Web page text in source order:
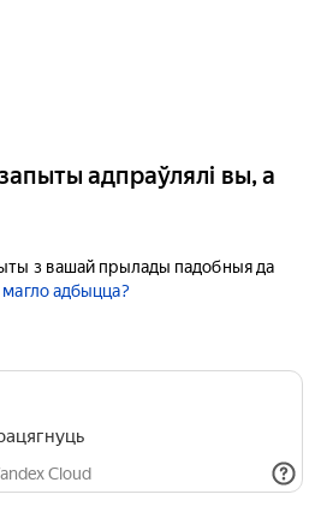
адпраўлялі вы, а
з вашай прылады падобныя да
адбыцца?
Cloud